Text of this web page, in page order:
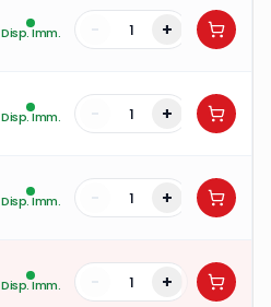
Disp. Imm. - +
Disp. Imm. - +
Disp. Imm. - +
Disp. Imm. - +